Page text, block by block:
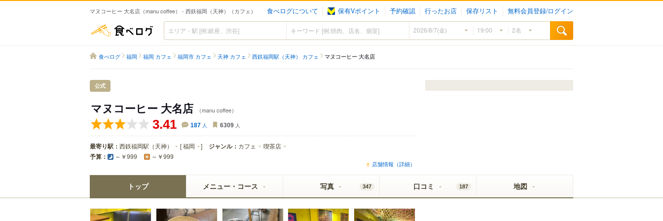
マヌコーヒー 大名店（manu coffee） - 西鉄福岡（天神）（カフェ） 食べログについて 保有Vポイント 予約確認 行ったお店 保存リスト 無料会員登録/ログイン
食べログ
食べログ 福岡 福岡 カフェ 福岡市 カフェ 天神 カフェ 西鉄福岡駅（天神） カフェ マヌコーヒー 大名店
公式
マヌコーヒー 大名店 （manu coffee）
3.41 187 人 6309 人
最寄り駅： 西鉄福岡駅（天神） [福岡 ] ジャンル： カフェ 喫茶店
予算： ～￥999 ～￥999
店舗情報（詳細）
トップ メニュー・コース 写真 347 口コミ 187 地図